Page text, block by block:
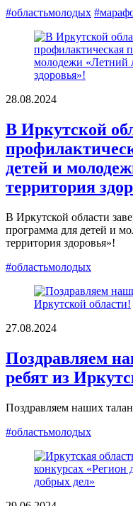
#областьмолодых
28.08.2024
В Иркутской
детей и
территория
В Иркутской области
программа для детей и
территория здоровья»!
#областьмолодых
27.08.2024
Поздравляем
ребят из
Поздравляем наших
#областьмолодых